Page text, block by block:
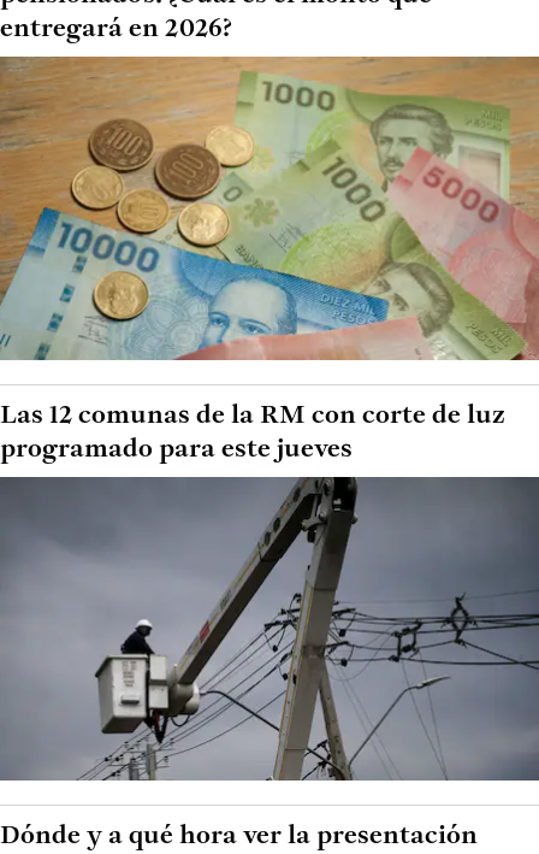
entregará en 2026?
Las 12 comunas de la RM con corte de luz
programado para este jueves
Dónde y a qué hora ver la presentación